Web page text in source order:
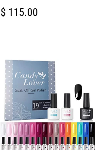
PRECIO
HABITUAL
$ 115.00